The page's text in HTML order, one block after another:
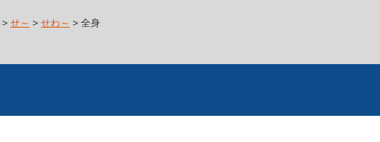
> せ～ > せわ～ > 全身